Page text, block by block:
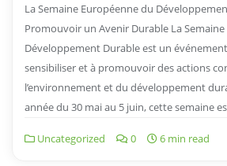
La Semaine Européenne du
Promouvoir un Avenir Durable La
Développement Durable est un
sensibiliser et à promouvoir des actions
l’environnement et du développement
année du 30 mai au 5 juin, cette semaine
Uncategorized 0 6 min read